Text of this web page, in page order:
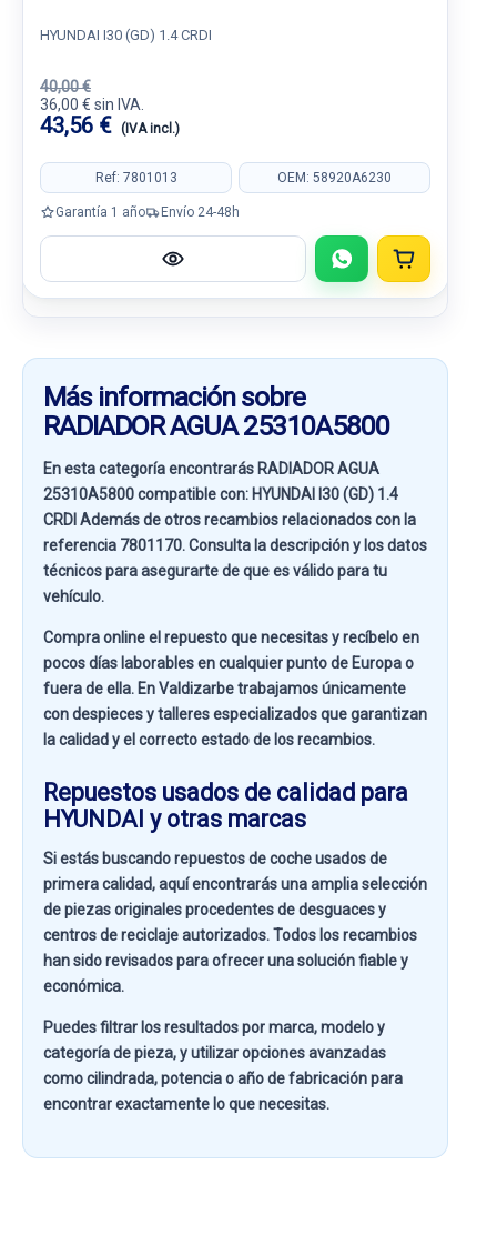
HYUNDAI I30 (GD) 1.4 CRDI
40,00 €
36,00 € sin IVA.
43,56 € (IVA incl.)
Ref: 7801013 OEM: 58920A6230
Garantía 1 año Envío 24-48h
Más información sobre
RADIADOR AGUA 25310A5800
En esta categoría encontrarás RADIADOR AGUA
25310A5800 compatible con: HYUNDAI I30 (GD) 1.4
CRDI Además de otros recambios relacionados con la
referencia 7801170. Consulta la descripción y los datos
técnicos para asegurarte de que es válido para tu
vehículo.
Compra online el repuesto que necesitas y recíbelo en
pocos días laborables en cualquier punto de Europa o
fuera de ella. EnValdizarbetrabajamos únicamente
con despieces y talleres especializados que garantizan
la calidad y el correcto estado de los recambios.
Repuestos usados de calidad para
HYUNDAI y otras marcas
Si estás buscandorepuestos de coche usados de
primera calidad, aquí encontrarás una amplia selección
de piezas originales procedentes de desguaces y
centros de reciclaje autorizados. Todos los recambios
han sido revisados para ofrecer una solución fiable y
económica.
Puedes filtrar los resultados pormarca, modelo y
categoría de pieza, y utilizar opciones avanzadas
comocilindrada, potencia o año de fabricaciónpara
encontrar exactamente lo que necesitas.